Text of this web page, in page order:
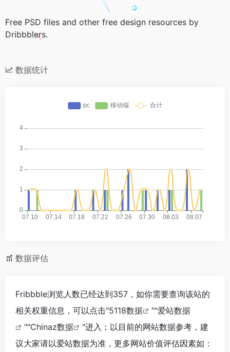
Free PSD files and other free design resources by
Dribbblers.
数据统计
数据评估
Fribbble浏览人数已经达到357，如你需要查询该站的
相关权重信息，可以点击"5118数据 ""爱站数据
""Chinaz数据
"进入；以目前的网站数据参考，建
议大家请以爱站数据为准，更多网站价值评估因素如：